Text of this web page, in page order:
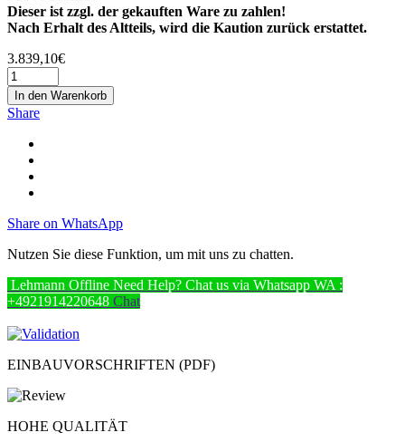
Dieser ist zzgl. der gekauften Ware zu zahlen!
Nach Erhalt des Altteils, wird die Kaution zurück erstattet.
3.839,10€
In den Warenkorb
Share
Share on WhatsApp
Nutzen Sie diese Funktion, um mit uns zu chatten.
Lehmann Offline Need Help? Chat us via Whatsapp WA :
+4921914220648 Chat
EINBAUVORSCHRIFTEN (PDF)
HOHE QUALITÄT